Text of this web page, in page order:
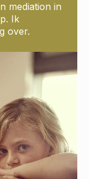
mediation in
Ik
over.